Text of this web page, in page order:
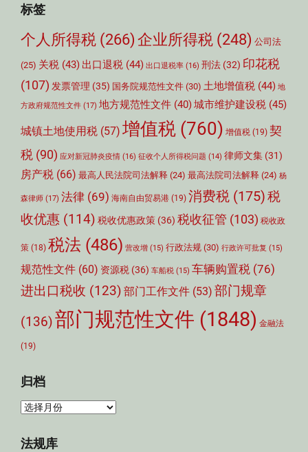
标签
个人所得税 (266) 企业所得税 (248) 公司法
(25) 关税 (43) 出口退税 (44) 出口退税率 (16) 刑法 (32) 印花税
(107) 发票管理 (35) 国务院规范性文件 (30) 土地增值税 (44) 地
方政府规范性文件 (17) 地方规范性文件 (40)城市维护建设税 (45)
城镇土地使用税 (57) 增值税 (760) 增值税 (19) 契
税 (90) 应对新冠肺炎疫情 (16) 征收个人所得税问题 (14) 律师文集 (31)
房产税 (66) 最高人民法院司法解释 (24) 最高法院司法解释 (24) 杨
森律师 (17) 法律 (69) 海南自由贸易港 (19) 消费税 (175)税
收优惠 (114) 税收优惠政策 (36) 税收征管 (103) 税收政
策 (18) 税法 (486) 营改增 (15) 行政法规 (30) 行政许可批复 (15)
规范性文件 (60) 资源税 (36) 车船税 (15) 车辆购置税 (76)
进出口税收 (123) 部门工作文件 (53) 部门规章
(136)部门规范性文件 (1848) 金融法
(19)
归档
归
法规库